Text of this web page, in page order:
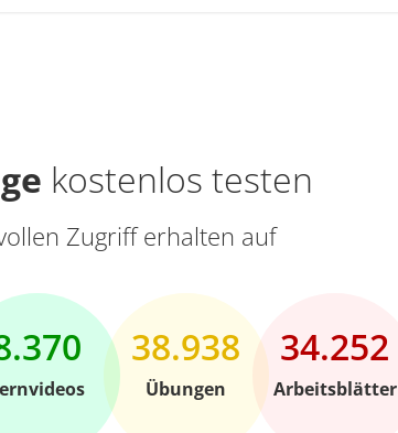
kostenlos testen
Zugriff erhalten auf
38.938
Übungen
34.252
Arbeitsblätter